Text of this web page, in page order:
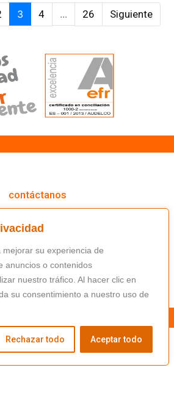
su experiencia de
anuncios o contenidos
nuestro tráfico. Al hacer clic en
su consentimiento a nuestro uso de
Rechazar todo Aceptar todo
3 4 ... 26 Siguiente
contáctanos
56 / fundacion@masfamilia.org
redes sociales